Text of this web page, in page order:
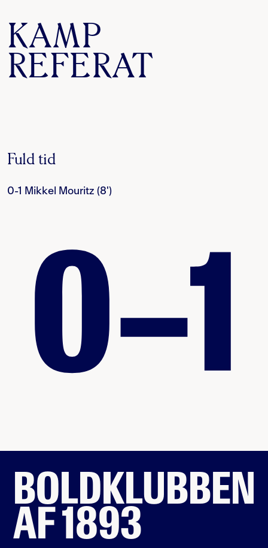
KAMP
REFERAT
Fuld tid
0-1 Mikkel Mouritz (8')
0–1
BOLDKLUBBEN
AF 1893